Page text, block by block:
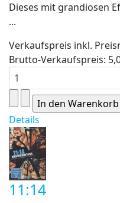
Dieses mit grandiosen
...
Verkaufspreis inkl.
Brutto-Verkaufspreis:
Details
11:14